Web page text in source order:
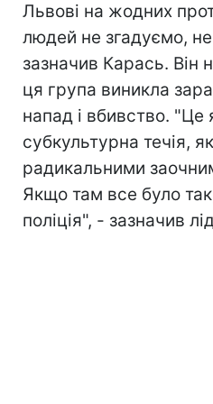
Львові на жодних
людей не згадуємо,
зазначив Карась. Він
ця група виникла
напад і вбивство. "Це
субкультурна течія,
радикальними
Якщо там все було
поліція", - зазначив